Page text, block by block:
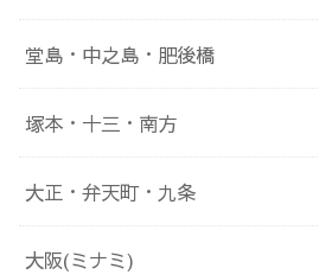
堂島・中之島・肥後橋
塚本・十三・南方
大正・弁天町・九条
大阪(ミナミ)